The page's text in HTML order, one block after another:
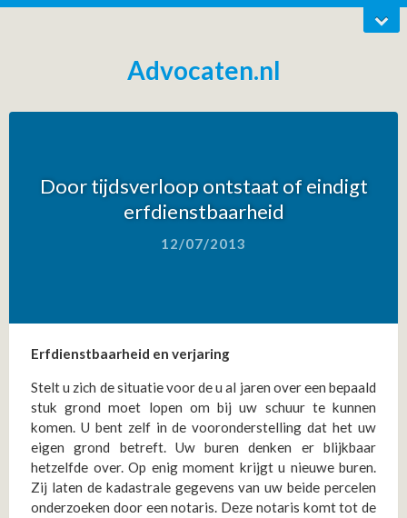
Advocaten.nl
Door tijdsverloop ontstaat of eindigt
erfdienstbaarheid
12/07/2013
Erfdienstbaarheid en verjaring
Stelt u zich de situatie voor de u al jaren over een bepaald
stuk grond moet lopen om bij uw schuur te kunnen
komen. U bent zelf in de vooronderstelling dat het uw
eigen grond betreft. Uw buren denken er blijkbaar
hetzelfde over. Op enig moment krijgt u nieuwe buren.
Zij laten de kadastrale gegevens van uw beide percelen
onderzoeken door een notaris. Deze notaris komt tot de